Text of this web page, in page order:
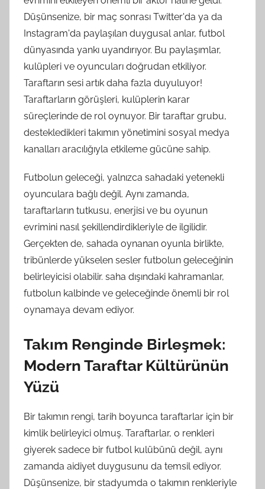
Düşünsenize, bir maç sonrası Twitter'da ya da
Instagram'da paylaşılan duygusal anlar, futbol
dünyasında yankı uyandırıyor. Bu paylaşımlar,
kulüpleri ve oyuncuları doğrudan etkiliyor.
Taraftarın sesi artık daha fazla duyuluyor!
Taraftarların görüşleri, kulüplerin karar
süreçlerinde de rol oynuyor. Bir taraftar grubu,
destekledikleri takımın yönetimini sosyal medya
kanalları aracılığıyla etkileme gücüne sahip.
Futbolun geleceği, yalnızca sahadaki yetenekli
oyunculara bağlı değil. Aynı zamanda,
taraftarların tutkusu, enerjisi ve bu oyunun
evrimini nasıl şekillendirdikleriyle de ilgilidir.
Gerçekten de, sahada oynanan oyunla birlikte,
tribünlerde yükselen sesler futbolun geleceğinin
belirleyicisi olabilir. saha dışındaki kahramanlar,
futbolun kalbinde ve geleceğinde önemli bir rol
oynamaya devam ediyor.
Takım Renginde Birleşmek:
Modern Taraftar Kültürünün
Yüzü
Bir takımın rengi, tarih boyunca taraftarlar için bir
kimlik belirleyici olmuş. Taraftarlar, o renkleri
giyerek sadece bir futbol kulübünü değil, aynı
zamanda aidiyet duygusunu da temsil ediyor.
Düşünsenize, bir stadyumda o takımın renkleriyle